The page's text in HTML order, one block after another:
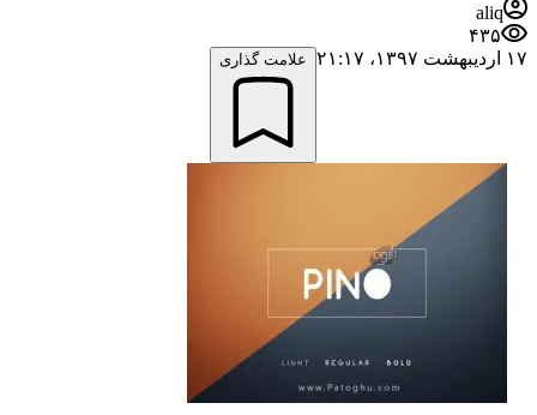
aliq
۴۳۵
۱۷ اردیبهشت ۱۳۹۷،‏ ۲۱:۱۷
علامت گذاری